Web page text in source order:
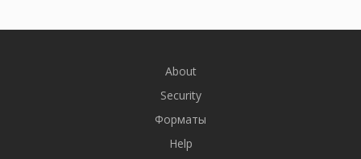
About
Security
Форматы
Help